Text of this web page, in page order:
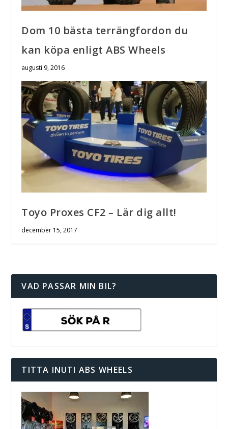
Dom 10 bästa terrängfordon du
kan köpa enligt ABS Wheels
augusti 9, 2016
Toyo Proxes CF2 – Lär dig allt!
december 15, 2017
VAD PASSAR MIN BIL?
TITTA INUTI ABS WHEELS